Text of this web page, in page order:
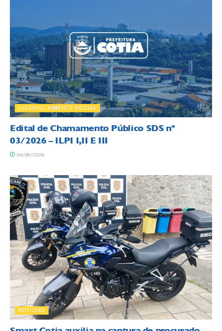
DESENVOLVIMENTO SOCIAL
Edital de Chamamento Público SDS nº
03/2026 – ILPI I,II E III
04/08/2026
NOTÍCIAS